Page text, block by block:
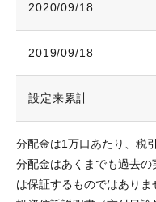
2020/09/18
2019/09/18
設定来累計
分配金は1万口あたり、税引
分配金はあくまでも過去
は保証するものではありま